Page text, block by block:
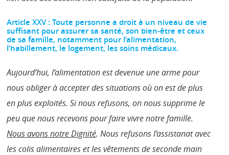
Article XXV : Toute personne a droit à un niveau de vie
suffisant pour assurer sa santé, son bien-être et ceux
de sa famille, notamment pour l’alimentation,
l’habillement, le logement, les soins médicaux.
Aujourd’hui, l’alimentation est devenue une arme pour
nous obliger à accepter des situations où on est de plus
en plus exploités. Si nous refusons, on nous supprime le
peu que nous recevons pour faire vivre notre famille.
Nous avons notre Dignité. Nous refusons l’assistanat avec
les colis alimentaires et les vêtements de seconde main